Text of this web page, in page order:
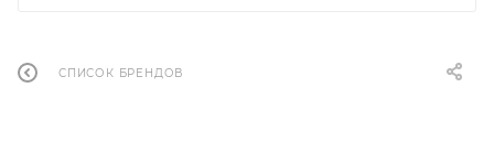
СПИСОК БРЕНДОВ